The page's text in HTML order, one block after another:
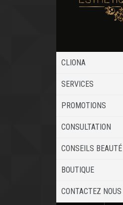
CLIONA
SERVICES
PROMOTIONS
CONSULTATION
CONSEILS BEAUTÉ
BOUTIQUE
CONTACTEZ NOUS